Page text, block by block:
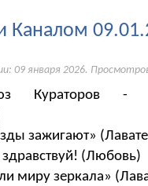
Каналом
09 января 2026.
Кураторов -
зажигают»
(Любовь)
миру зеркала»